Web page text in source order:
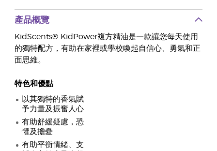
產品概覽
KidScents® KidPower複方精油是一款讓您每天使用
的獨特配方，有助在家裡或學校喚起自信心、勇氣和正
面思維。
特色和優點
以其獨特的香氣賦
予力量及振奮人心
有助舒緩疑慮，恐
懼及擔憂
有助平衡情緒、支